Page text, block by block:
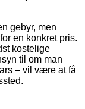
gebyr, men
en konkret pris.
kostelige
til om man
– vil være at få